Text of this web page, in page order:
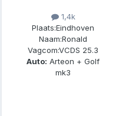
1,4k
Plaats:Eindhoven
Naam:Ronald
Vagcom:VCDS 25.3
Auto: Arteon + Golf
mk3